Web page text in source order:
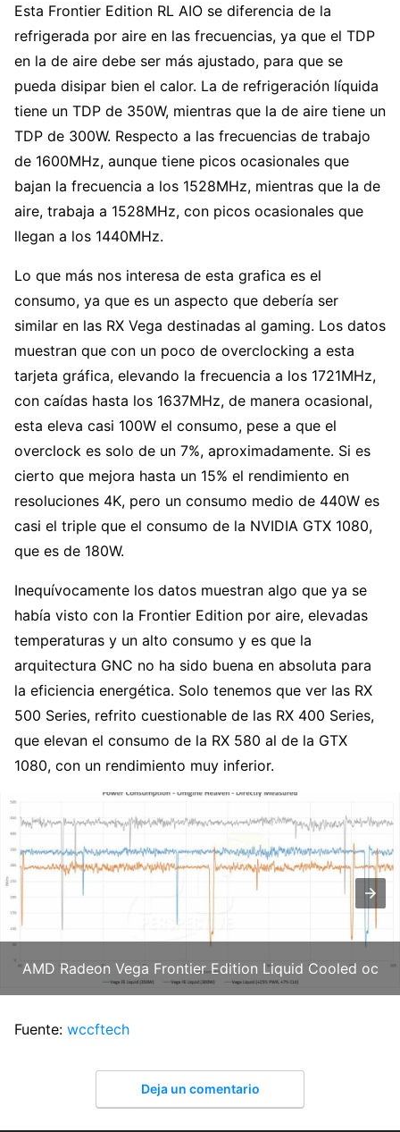
Esta Frontier Edition RL AIO se diferencia de la
refrigerada por aire en las frecuencias, ya que el TDP
en la de aire debe ser más ajustado, para que se
pueda disipar bien el calor. La de refrigeración líquida
tiene un TDP de 350W, mientras que la de aire tiene un
TDP de 300W. Respecto a las frecuencias de trabajo
de 1600MHz, aunque tiene picos ocasionales que
bajan la frecuencia a los 1528MHz, mientras que la de
aire, trabaja a 1528MHz, con picos ocasionales que
llegan a los 1440MHz.
Lo que más nos interesa de esta grafica es el
consumo, ya que es un aspecto que debería ser
similar en las RX Vega destinadas al gaming. Los datos
muestran que con un poco de overclocking a esta
tarjeta gráfica, elevando la frecuencia a los 1721MHz,
con caídas hasta los 1637MHz, de manera ocasional,
esta eleva casi 100W el consumo, pese a que el
overclock es solo de un 7%, aproximadamente. Si es
cierto que mejora hasta un 15% el rendimiento en
resoluciones 4K, pero un consumo medio de 440W es
casi el triple que el consumo de la NVIDIA GTX 1080,
que es de 180W.
Inequívocamente los datos muestran algo que ya se
había visto con la Frontier Edition por aire, elevadas
temperaturas y un alto consumo y es que la
arquitectura GNC no ha sido buena en absoluta para
la eficiencia energética. Solo tenemos que ver las RX
500 Series, refrito cuestionable de las RX 400 Series,
que elevan el consumo de la RX 580 al de la GTX
1080, con un rendimiento muy inferior.
AMD Radeon Vega Frontier Edition Liquid Cooled oc
Fuente: wccftech
Deja un comentario